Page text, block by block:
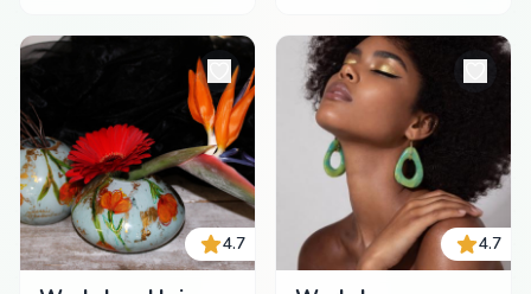
4.7 4.7